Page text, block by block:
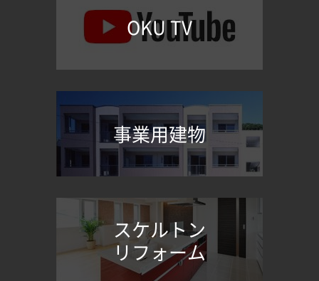
OKU TV
事業用建物
スケルトン
リフォーム